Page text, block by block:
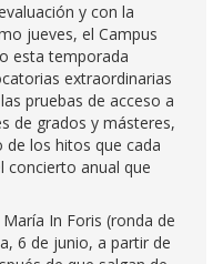
y con la
jueves, el Campus
esta temporada
extraordinarias
pruebas de acceso a
de grados y másteres,
de los hitos que cada
concierto anual que
In Foris (ronda de
6 de junio, a partir de